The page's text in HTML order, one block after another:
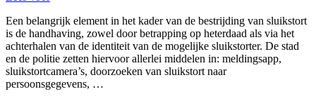
Een belangrijk element in het kader van de bestrijding van sluikstort
is de handhaving, zowel door betrapping op heterdaad als via het
achterhalen van de identiteit van de mogelijke sluikstorter. De stad
en de politie zetten hiervoor allerlei middelen in: meldingsapp,
sluikstortcamera’s, doorzoeken van sluikstort naar
persoonsgegevens, …